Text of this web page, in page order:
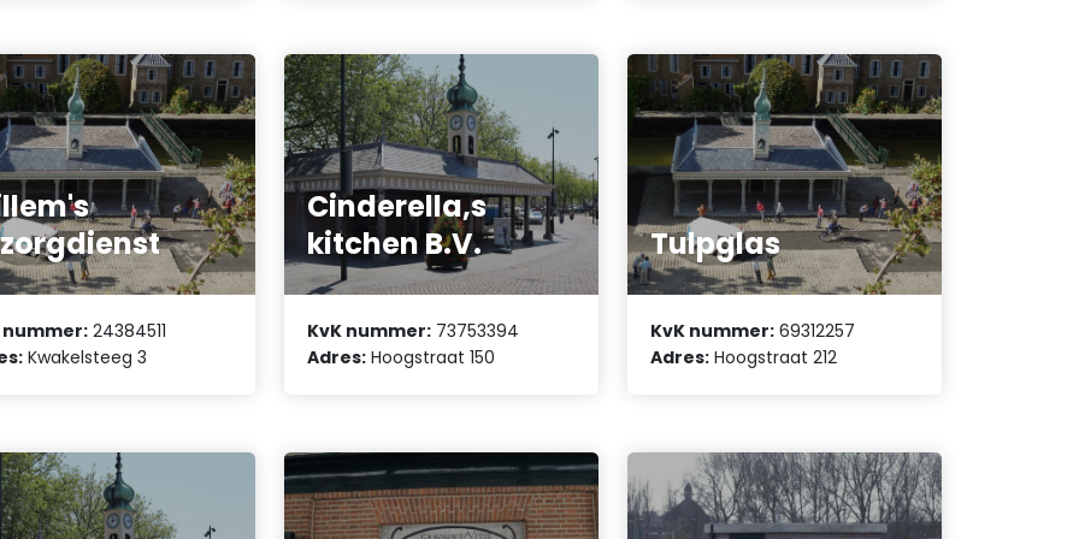
nummer: 24384511
Kwakelsteeg 3
Cinderella,s
kitchen B.V.
KvK nummer: 73753394
Adres: Hoogstraat 150
Tulpglas
KvK nummer: 69312257
Adres: Hoogstraat 212